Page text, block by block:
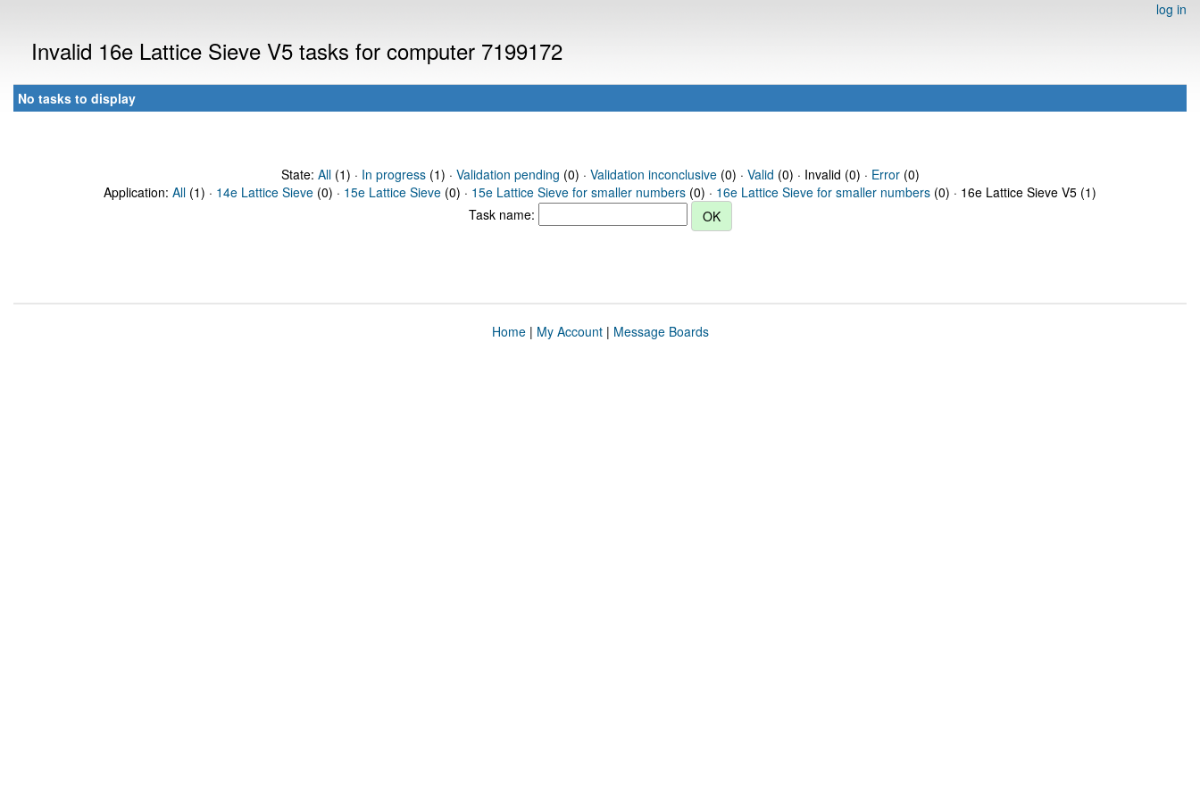
log in
Invalid 16e Lattice Sieve V5 tasks for computer 7199172
No tasks to display
State: All(1) · In progress(1) · Validation pending (0) · Validation inconclusive(0) · Valid (0) · Invalid (0) · Error(0)
Application: All (1) · 14e Lattice Sieve (0) · 15e Lattice Sieve (0) · 15e Lattice Sieve for smaller numbers (0) · 16e Lattice Sieve for smaller numbers (0) · 16e Lattice Sieve V5 (1)
Task name:
Home| My Account| Message Boards